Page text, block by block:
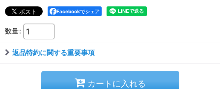
Facebookでシェア
数量:
返品特約に関する重要事項
カートに入れる